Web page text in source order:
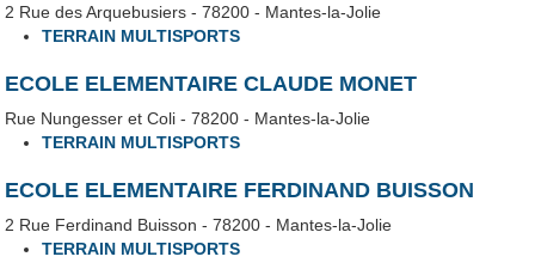
2 Rue des Arquebusiers - 78200 - Mantes-la-Jolie
TERRAIN MULTISPORTS
ECOLE ELEMENTAIRE CLAUDE MONET
Rue Nungesser et Coli - 78200 - Mantes-la-Jolie
TERRAIN MULTISPORTS
ECOLE ELEMENTAIRE FERDINAND BUISSON
2 Rue Ferdinand Buisson - 78200 - Mantes-la-Jolie
TERRAIN MULTISPORTS